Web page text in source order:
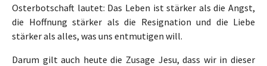
Osterbotschaft lautet: Das Leben ist stärker als die Angst,
die Hoffnung stärker als die Resignation und die Liebe
stärker als alles, was uns entmutigen will.
Darum gilt auch heute die Zusage Jesu, dass wir in dieser